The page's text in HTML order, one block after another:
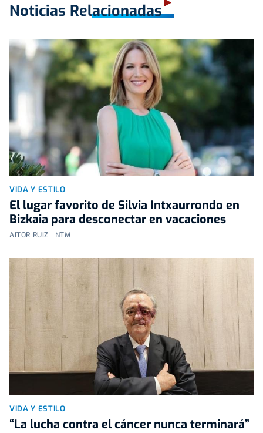
Noticias Relacionadas
VIDA Y ESTILO
El lugar favorito de Silvia Intxaurrondo en
Bizkaia para desconectar en vacaciones
AITOR RUIZ | NTM
VIDA Y ESTILO
“La lucha contra el cáncer nunca terminará”